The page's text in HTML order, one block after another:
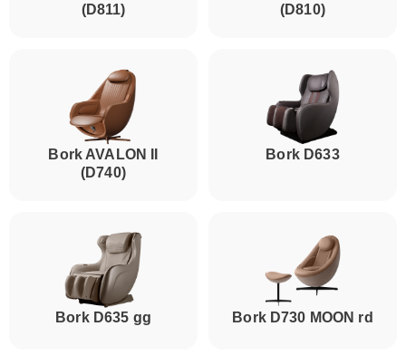
(D811)
(D810)
Bork AVALON II
(D740)
Bork D633
Bork D635 gg Bork D730 MOON rd